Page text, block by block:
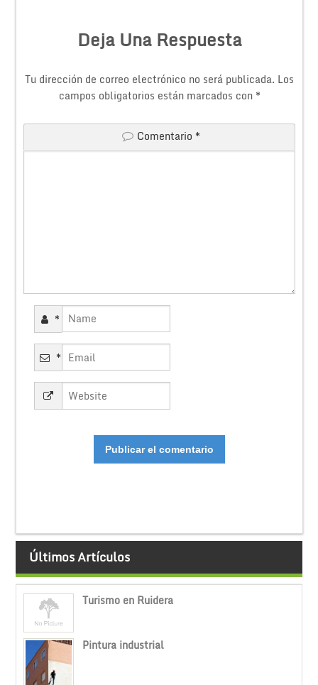
Deja Una Respuesta
Tu dirección de correo electrónico no será publicada. Los
campos obligatorios están marcados con *
Comentario *
*
*
Últimos Artículos
Turismo en Ruidera
Pintura industrial